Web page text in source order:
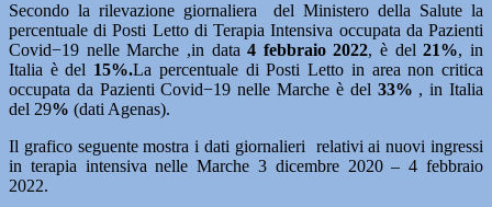
Secondo la rilevazione giornaliera del Ministero della Salute la
percentuale di Posti Letto di Terapia Intensiva occupata da Pazienti
Covid−19 nelle Marche ,in data4 febbraio 2022, è del21%, in
Italia è del 15%.La percentuale di Posti Letto in area non critica
occupata da Pazienti Covid−19 nelle Marche è del 33% , in Italia
del 29% (dati Agenas).
Il grafico seguente mostra i dati giornalieri relativi ai nuovi ingressi
in terapia intensiva nelle Marche 3 dicembre 2020 – 4 febbraio
2022.